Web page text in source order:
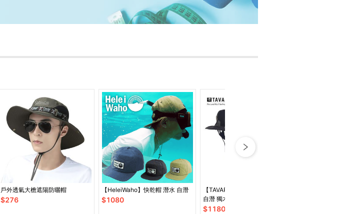
戶外透氣大檐遮陽防曬帽
$276
【HeleiWaho】快乾帽 潛水 自潛
$1080
【TAVARUA】漁夫帽 衝浪帽 潛水
自潛 獨木舟 多色
$1180